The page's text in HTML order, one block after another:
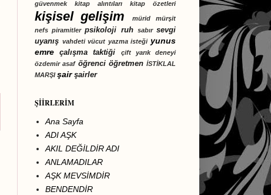
güvenmek
kitap alıntıları kitap özetleri
kişisel gelişim mürid
mürşit
nefs piramitler psikoloji ruh sabır sevgi
uyanış vahdeti vücut yazma isteği yunus
emre
çalışma taktiği
çift yarık deneyi
özdemir asaf öğrenci öğretmen İSTİKLAL
MARŞI şair şairler
ŞİİRLERİM
Ana Sayfa
ADI AŞK
AKIL DEĞİLDİR ADI
ANLAMADILAR
AŞK MEVSİMDİR
BENDENDİR